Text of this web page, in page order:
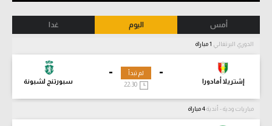
أمس اليوم غدا
الدوري البرتغالي
-
إشتريلا أمادورا
-
سبورتنج لشبونة
لم تبدأ
مباريات ودية - أندية